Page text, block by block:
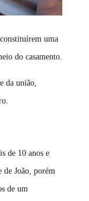
uma
do casamento.
da união,
de 10 anos e
de João, porém
de um